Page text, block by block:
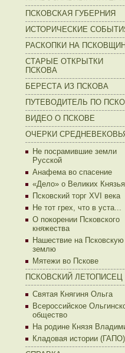
ПСКОВСКАЯ ГУБЕРНИЯ
ИСТОРИЧЕСКИЕ
РАСКОПКИ НА
СТАРЫЕ ОТКРЫТКИ
ПСКОВА
БЕРЕСТА ИЗ ПСКОВА
ПУТЕВОДИТЕЛЬ ПО
ВИДЕО О ПСКОВЕ
ОЧЕРКИ
Не посрамившие земли
Русской
Анафема во спасение
«Дело» о Великих
Псковский торг XVI века
Не тот грех, что в уста...
О покорении Псковского
княжества
Нашествие на Псковскую
землю
Мятежи во Пскове
ПСКОВСКИЙ ЛЕТОПИСЕЦ
Святая Княгиня Ольга
Всероссийское
общество
На родине Князя
Кладовая истории (ГАПО)